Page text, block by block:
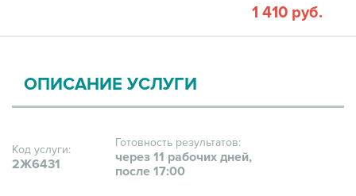
1 410 руб.
ОПИСАНИЕ УСЛУГИ
Код услуги:
2Ж6431
Готовность результатов:
через 11 рабочих дней,
после 17:00